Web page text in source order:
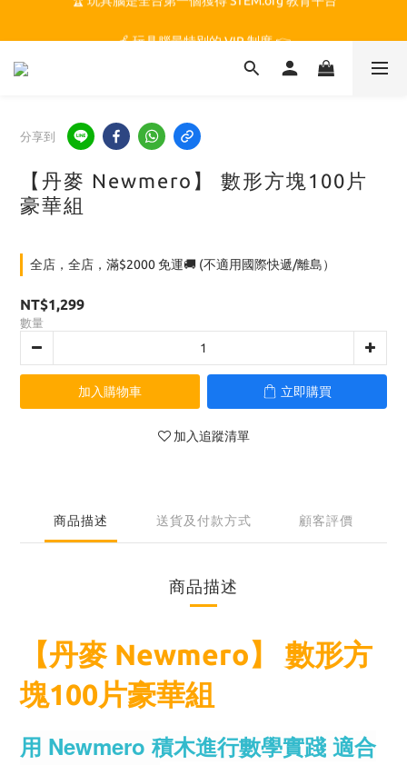
🍎 玩具腦最特別的 VIP 制度 👉
🏆 玩具腦是全台第一個獲得 STEM.org 教育平台
分享到
【丹麥 Newmero】 數形方塊100片
豪華組
全店，全店，滿$2000 免運🚚 (不適用國際快遞/離島）
NT$1,299
數量
加入購物車 立即購買
加入追蹤清單
商品描述 送貨及付款方式 顧客評價
商品描述
【丹麥 Newmero】 數形方
塊100片豪華組
用 Newmero 積木進行數學實踐 適合